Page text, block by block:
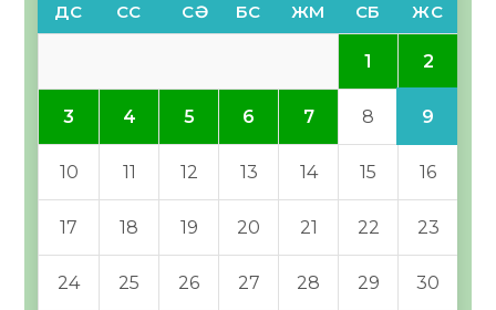
ДС СС СӘ БС ЖМ СБ ЖС
1 2
3 4 5 6 7 8 9
10 11 12 13 14 15 16
17 18 19 20 21 22 23
24 25 26 27 28 29 30